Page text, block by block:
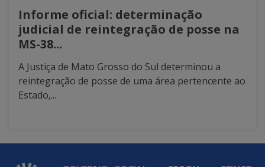
Informe oficial: determinação
judicial de reintegração de posse na
MS-38...
A Justiça de Mato Grosso do Sul determinou a
reintegração de posse de uma área pertencente ao
Estado,...